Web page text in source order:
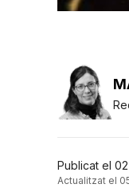
Publicat el
Actualitzat el